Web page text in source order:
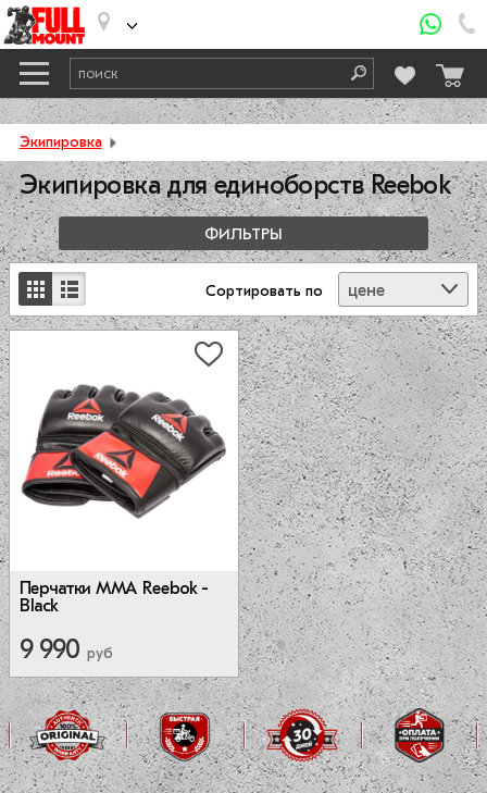
Экипировка
Экипировка для единоборств Reebok
ФИЛЬТРЫ
Сортировать по цене
Перчатки ММА Reebok -
Black
9 990 руб